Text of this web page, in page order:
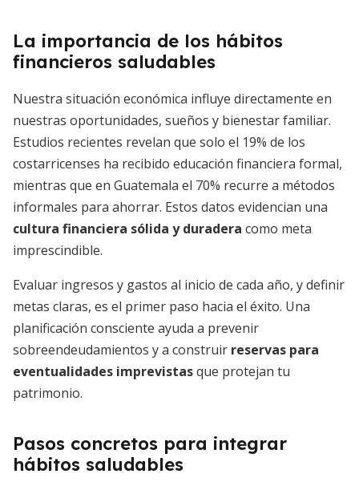
La importancia de los hábitos
financieros saludables
Nuestra situación económica influye directamente en
nuestras oportunidades, sueños y bienestar familiar.
Estudios recientes revelan que solo el 19% de los
costarricenses ha recibido educación financiera formal,
mientras que en Guatemala el 70% recurre a métodos
informales para ahorrar. Estos datos evidencian una
cultura financiera sólida y duradera como meta
imprescindible.
Evaluar ingresos y gastos al inicio de cada año, y definir
metas claras, es el primer paso hacia el éxito. Una
planificación consciente ayuda a prevenir
sobreendeudamientos y a construir reservas para
eventualidades imprevistasque protejan tu
patrimonio.
Pasos concretos para integrar
hábitos saludables